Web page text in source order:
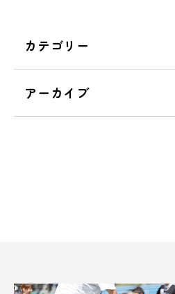
カテゴリー
アーカイブ